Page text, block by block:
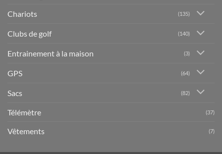
Chariots (135)
Clubs de golf (140)
Entrainement à la maison (3)
GPS (64)
Sacs (82)
Télémètre (37)
Vêtements (7)